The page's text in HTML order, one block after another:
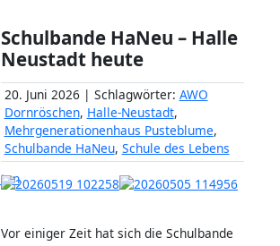
Schulbande HaNeu – Halle
Neustadt heute
20. Juni 2026 | Schlagwörter: AWO
Dornröschen, Halle-Neustadt,
Mehrgenerationenhaus Pusteblume,
Schulbande HaNeu, Schule des Lebens
Vor einiger Zeit hat sich die Schulbande